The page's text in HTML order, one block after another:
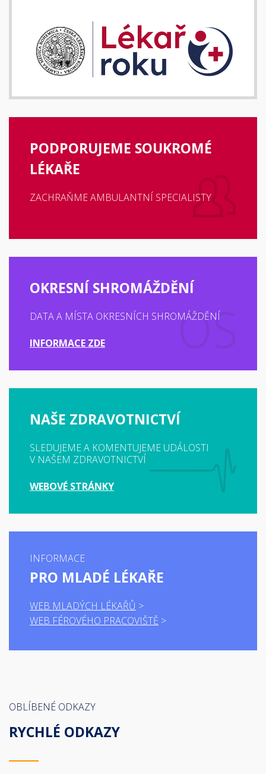
PODPORUJEME SOUKROMÉ
LÉKAŘE
ZACHRAŇME AMBULANTNÍ SPECIALISTY
OKRESNÍ SHROMÁŽDĚNÍ
DATA A MÍSTA OKRESNÍCH SHROMÁŽDĚNÍ
INFORMACE ZDE
NAŠE ZDRAVOTNICTVÍ
SLEDUJEME A KOMENTUJEME UDÁLOSTI
V NAŠEM ZDRAVOTNICTVÍ
WEBOVÉ STRÁNKY
INFORMACE
PRO MLADÉ LÉKAŘE
WEB MLADÝCH LÉKAŘŮ
WEB FÉROVÉHO PRACOVIŠTĚ
OBLÍBENÉ ODKAZY
RYCHLÉ ODKAZY